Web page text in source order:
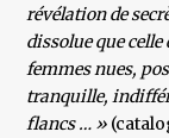
révélation de
dissolue que celle
femmes nues,
tranquille,
flancs … »